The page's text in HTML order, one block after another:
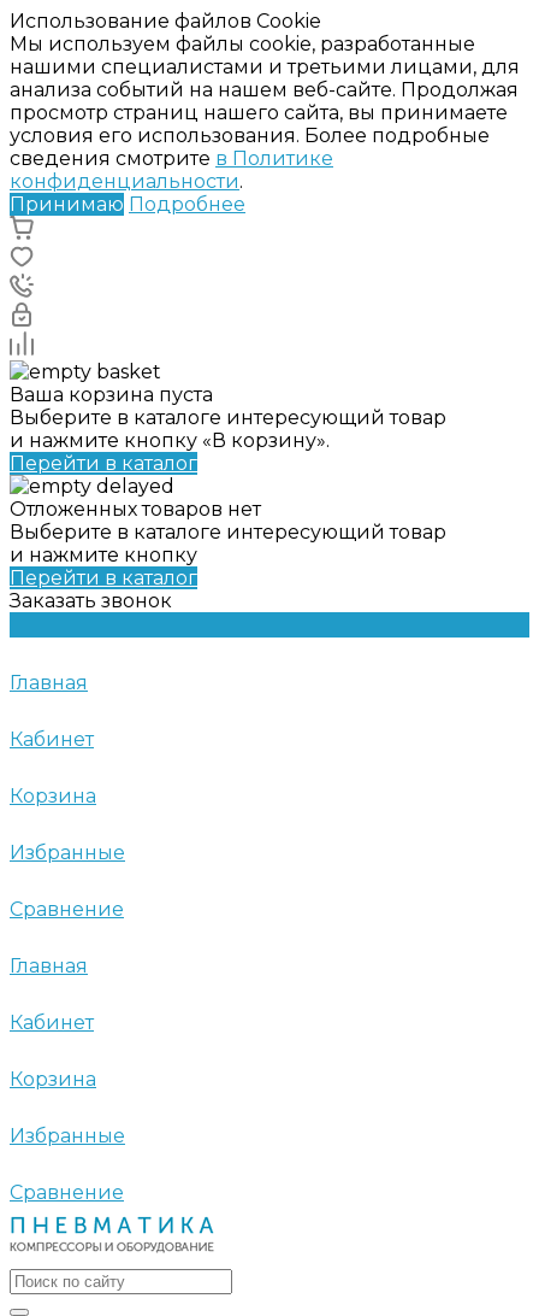
Использование файлов Cookie
Мы используем файлы cookie, разработанные
нашими специалистами и третьими лицами, для
анализа событий на нашем веб-сайте. Продолжая
просмотр страниц нашего сайта, вы принимаете
условия его использования. Более подробные
сведения смотрите в Политике
конфиденциальности.
Принимаю Подробнее
Ваша корзина пуста
Выберите в каталоге интересующий товар
и нажмите кнопку «В корзину».
Перейти в каталог
Отложенных товаров нет
Выберите в каталоге интересующий товар
и нажмите кнопку
Перейти в каталог
Заказать звонок
Главная
Кабинет
Корзина
Избранные
Сравнение
Главная
Кабинет
Корзина
Избранные
Сравнение